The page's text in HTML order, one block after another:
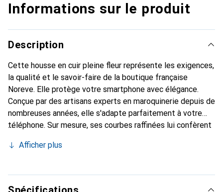
Informations sur le produit
Description
Cette housse en cuir pleine fleur représente les exigences,
la qualité et le savoir-faire de la boutique française
Noreve. Elle protège votre smartphone avec élégance.
Conçue par des artisans experts en maroquinerie depuis de
nombreuses années, elle s'adapte parfaitement à votre
téléphone. Sur mesure, ses courbes raffinées lui confèrent
et indispensable pour votre smartphone. Reconnaître
marque Noreve est un choix sûr pour une clientèle
exigeante.
Afficher plus